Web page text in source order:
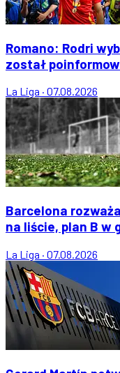
Romano: Rodri
został
La Liga · 07.08.2026
Barcelona
na liście, plan B w
La Liga · 07.08.2026